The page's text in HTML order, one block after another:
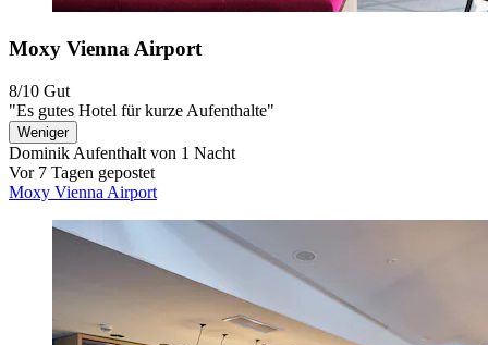
Moxy Vienna Airport
8/10 Gut
"Es gutes Hotel für kurze Aufenthalte"
Weniger
Dominik Aufenthalt von 1 Nacht
Vor 7 Tagen gepostet
Moxy Vienna Airport